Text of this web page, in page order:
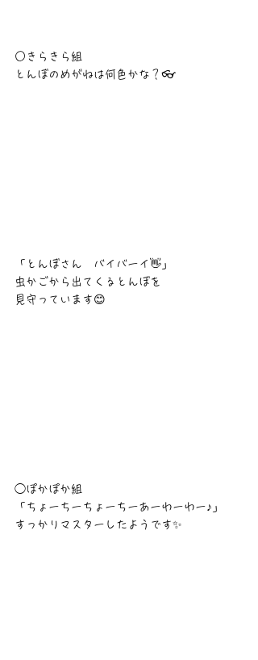
○きらきら組
とんぼのめがねは何色かな？👓
「とんぼさん　バイバーイ👋」
虫かごから出てくるとんぼを
見守っています😊
◯ぽかぽか組
「ちょーちーちょーちーあーわーわー♪」
すっかりマスターしたようです✨